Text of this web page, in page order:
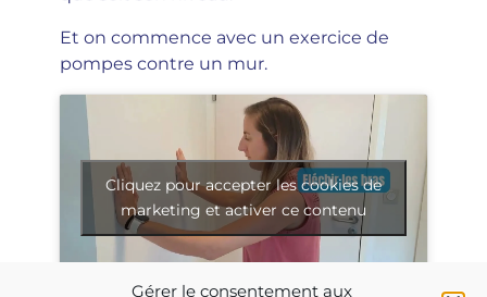
Gérer le consentement aux
Et on commence avec un exercice de
pompes contre un mur.
Cliquez pour accepter les cookies de
marketing et activer ce contenu